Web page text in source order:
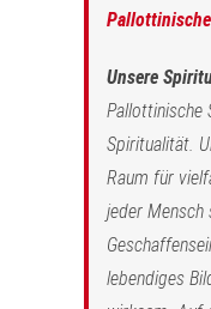
Unsere
Pallottinische
Spiritualität.
Raum für
jeder Mensch
lebendiges